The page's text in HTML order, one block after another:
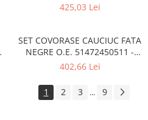
BMW Seria 8 F93M8, G16 Gran
425,03 Lei
SET COVORASE CAUCIUC FATA
NEGRE O.E. 51472450511 -
BMW iX3 G08, X3 G01 G08
402,66 Lei
1 2 3 ... 9